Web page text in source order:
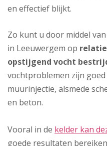
en effectief blijkt.
Zo kunt u door middel
in Leeuwergem op
opstijgend vocht
vochtproblemen zijn
muurinjectie, alsmede
en beton.
Vooral in de kelder kan
goede resultaten